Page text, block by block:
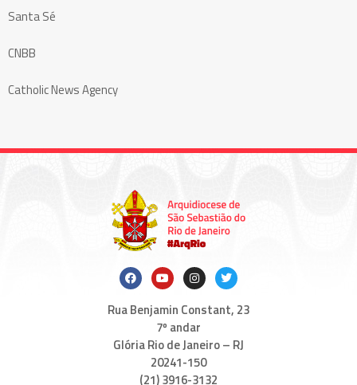
Santa Sé
CNBB
Catholic News Agency
Rua Benjamin Constant, 23
7º andar
Glória Rio de Janeiro – RJ
20241-150
(21) 3916-3132